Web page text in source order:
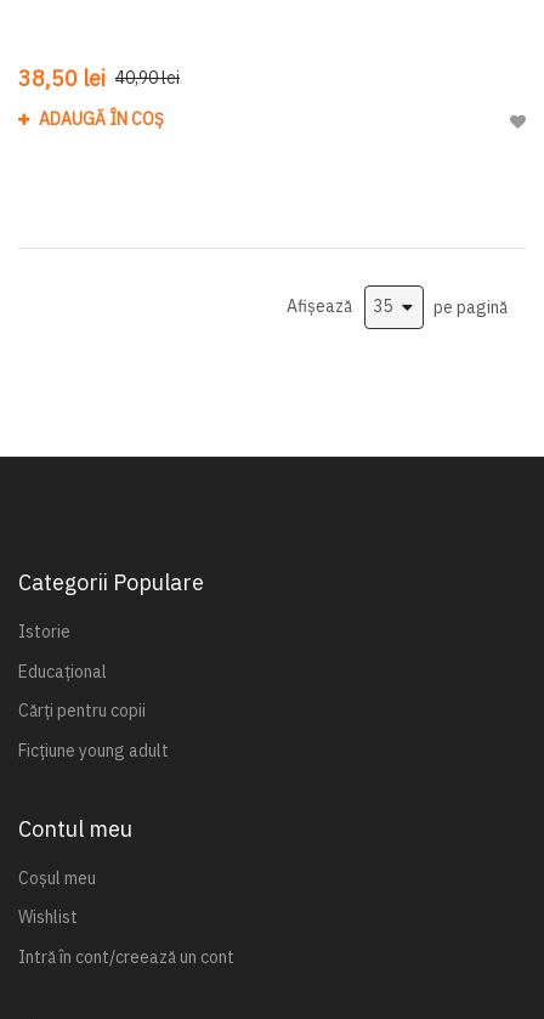
38,50 lei 40,90 lei
ADAUGĂ ÎN COȘ
Afișează pe pagină
Categorii Populare
Istorie
Educațional
Cărți pentru copii
Ficțiune young adult
Contul meu
Coșul meu
Wishlist
Intră în cont/creează un cont